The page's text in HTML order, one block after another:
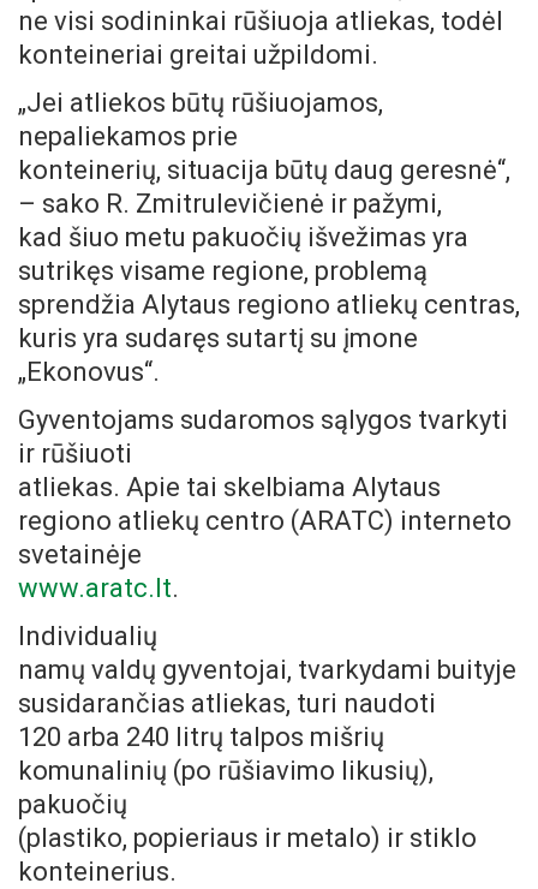
ne visi sodininkai rūšiuoja atliekas, todėl
konteineriai greitai užpildomi.
„Jei atliekos būtų rūšiuojamos,
nepaliekamos prie
konteinerių, situacija būtų daug geresnė“,
– sako R. Zmitrulevičienė ir pažymi,
kad šiuo metu pakuočių išvežimas yra
sutrikęs visame regione, problemą
sprendžia Alytaus regiono atliekų centras,
kuris yra sudaręs sutartį su įmone
„Ekonovus“.
Gyventojams sudaromos sąlygos tvarkyti
ir rūšiuoti
atliekas. Apie tai skelbiama Alytaus
regiono atliekų centro (ARATC) interneto
svetainėje
www.aratc.lt.
Individualių
namų valdų gyventojai, tvarkydami buityje
susidarančias atliekas, turi naudoti
120 arba 240 litrų talpos mišrių
komunalinių (po rūšiavimo likusių),
pakuočių
(plastiko, popieriaus ir metalo) ir stiklo
konteinerius.